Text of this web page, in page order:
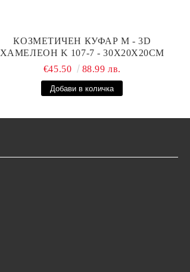
КОЗМЕТИЧЕН КУФАР М - 3D
ХАМЕЛЕОН K 107-7 - 30X20X20СМ
€45.50
88.99 лв.